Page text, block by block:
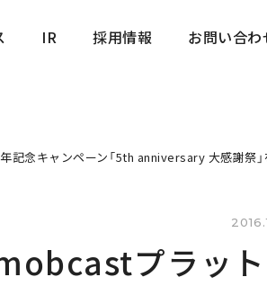
IR
採用情報
お問い合わ
記念キャンペーン「5th anniversary 大感謝祭
プラッ